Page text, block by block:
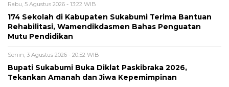
Rabu, 5 Agustus 2026 - 13:22 WIB
174 Sekolah di Kabupaten Sukabumi Terima Bantuan
Rehabilitasi, Wamendikdasmen Bahas Penguatan
Mutu Pendidikan
Senin, 3 Agustus 2026 - 20:52 WIB
Bupati Sukabumi Buka Diklat Paskibraka 2026,
Tekankan Amanah dan Jiwa Kepemimpinan